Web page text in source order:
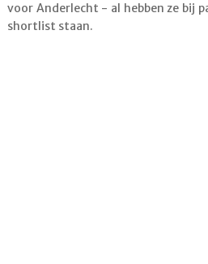
voor Anderlecht - al hebben ze bij
shortlist staan.